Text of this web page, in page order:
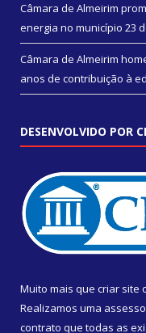
Câmara de Almeirim
energia no município 23
Câmara de Almeirim
anos de contribuição à
DESENVOLVIDO POR
Muito mais que criar site
Realizamos uma
contrato que todas as